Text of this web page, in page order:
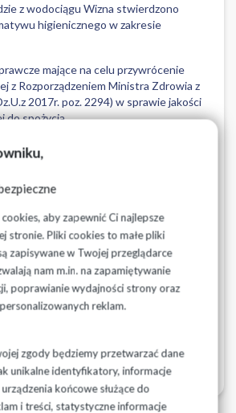
aby zapewnić Ci najlepsze
stronie. Pliki cookies to małe pliki
zapisywane w Twojej przeglądarce
nam m.in. na zapamiętywanie
poprawianie wydajności strony oraz
reklam.
zgody będziemy przetwarzać dane
unikalne identyfikatory, informacje
końcowe służące do
i treści, statystyczne informacje
z wodociągu Wizna stwierdzono
higienicznego w zakresie
mające na celu przywrócenie
z Rozporządzeniem Ministra Zdrowia z
2017r. poz. 2294) w sprawie jakości
do spożycia.
Wizna, Męczki, Ruś, Sambory,
Rutkowskie, Zanklewo,
Wizna - 27.06.2024